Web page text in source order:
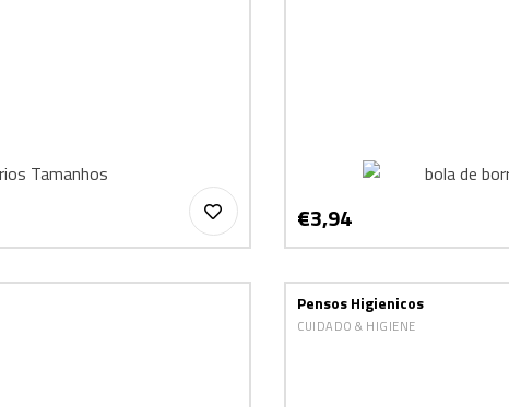
€3,94
Pensos Higienicos
CUIDADO & HIGIENE